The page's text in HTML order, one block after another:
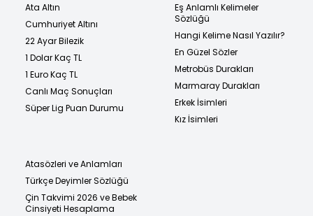
Ata Altın
Cumhuriyet Altını
22 Ayar Bilezik
1 Dolar Kaç TL
1 Euro Kaç TL
Canlı Maç Sonuçları
Süper Lig Puan Durumu
Eş Anlamlı Kelimeler
Sözlüğü
Hangi Kelime Nasıl Yazılır?
En Güzel Sözler
Metrobüs Durakları
Marmaray Durakları
Erkek İsimleri
Kız İsimleri
Atasözleri ve Anlamları
Türkçe Deyimler Sözlüğü
Çin Takvimi 2026 ve Bebek
Cinsiyeti Hesaplama